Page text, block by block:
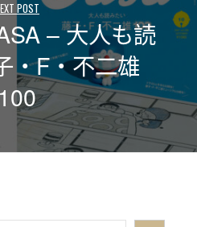
POST
– 大人も読
・F・不二雄
100